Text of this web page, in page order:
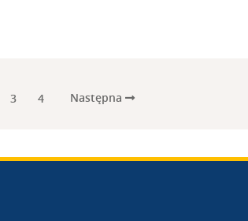
3 4 Następna